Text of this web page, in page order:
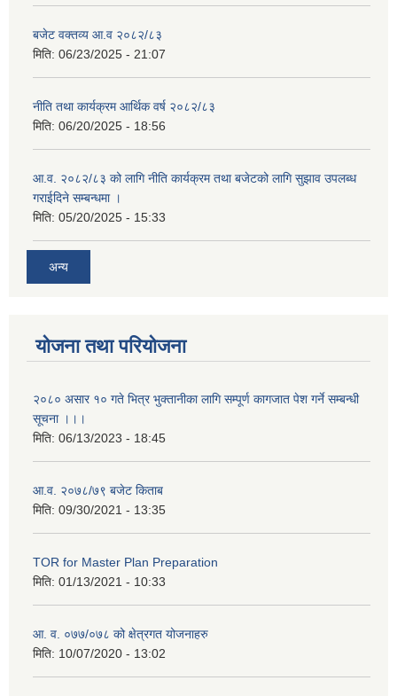
बजेट वक्तव्य आ.व २०८२/८३
मिति: 06/23/2025 - 21:07
नीति तथा कार्यक्रम आर्थिक वर्ष २०८२/८३
मिति: 06/20/2025 - 18:56
आ.व. २०८२/८३ को लागि नीति कार्यक्रम तथा बजेटको लागि सुझाव उपलब्ध
गराईदिने सम्बन्धमा ।
मिति: 05/20/2025 - 15:33
अन्य
योजना तथा परियोजना
२०८० असार १० गते भित्र भुक्तानीका लागि सम्पूर्ण कागजात पेश गर्ने सम्बन्धी
सूचना ।।।
मिति: 06/13/2023 - 18:45
आ.व. २०७८/७९ बजेट किताब
मिति: 09/30/2021 - 13:35
TOR for Master Plan Preparation
मिति: 01/13/2021 - 10:33
आ. व. ०७७/०७८ को क्षेत्रगत योजनाहरु
मिति: 10/07/2020 - 13:02